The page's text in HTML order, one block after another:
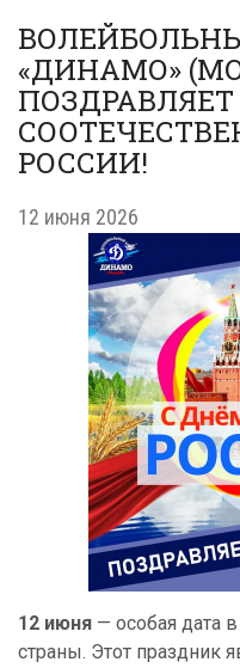
«ДИНАМО»
ПОЗДРАВЛЯЕТ
РОССИИ!
12 июня 2026
12 июня — особая дата
страны. Этот праздник